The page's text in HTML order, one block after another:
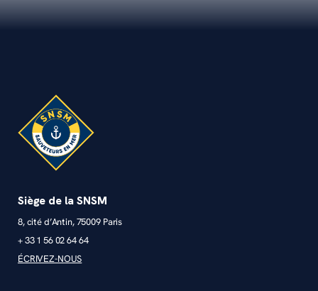
Siège de la SNSM
8, cité d’Antin, 75009 Paris
+ 33 1 56 02 64 64
ÉCRIVEZ-NOUS